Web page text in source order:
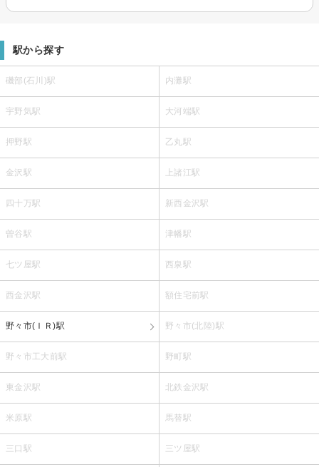
駅から探す
磯部(石川)駅 内灘駅
宇野気駅 大河端駅
押野駅 乙丸駅
金沢駅 上諸江駅
四十万駅 新西金沢駅
曽谷駅 津幡駅
七ツ屋駅 西泉駅
西金沢駅 額住宅前駅
野々市(ＩＲ)駅 野々市(北陸)駅
野々市工大前駅 野町駅
東金沢駅 北鉄金沢駅
米原駅 馬替駅
三口駅 三ツ屋駅